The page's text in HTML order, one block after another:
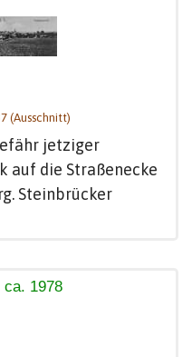
(Ausschnitt)
jetziger
auf die Straßenecke
Steinbrücker
ca. 1978